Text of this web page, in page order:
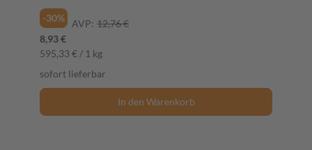
-30%
AVP: 12,76 €
8,93 €
595,33 € / 1 kg
sofort lieferbar
In den Warenkorb